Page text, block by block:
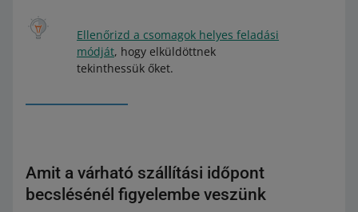
Ellenőrizd a csomagok helyes feladási
módját, hogy elküldöttnek
tekinthessük őket.
Amit a várható szállítási időpont
becslésénél figyelembe veszünk